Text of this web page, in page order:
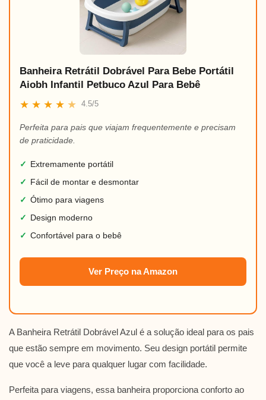
Banheira Retrátil Dobrável Para Bebe Portátil
Aiobh Infantil Petbuco Azul Para Bebê
★ ★ ★ ★ ★ 4.5/5
Perfeita para pais que viajam frequentemente e precisam
de praticidade.
✓
Extremamente portátil
✓
Fácil de montar e desmontar
✓ Ótimo para viagens
✓
Design moderno
✓ Confortável para o bebê
Ver Preço na Amazon
A Banheira Retrátil Dobrável Azul é a solução ideal para os pais
que estão sempre em movimento. Seu design portátil permite
que você a leve para qualquer lugar com facilidade.
Perfeita para viagens, essa banheira proporciona conforto ao